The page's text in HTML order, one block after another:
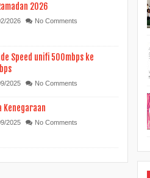
2026
2026 No Comments
Speed unifi 500mbps ke
2025 No Comments
Kenegaraan
2025 No Comments